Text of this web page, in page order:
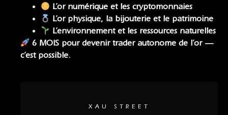
L’or numérique et les cryptomonnaies
L’or physique, la bijouterie et le patrimoine
L’environnement et les ressources naturelles
6 MOIS pour devenir trader autonome de l’or —
c’est possible.
XAU STREET